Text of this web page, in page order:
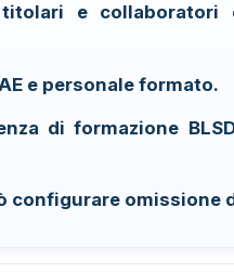
e collaboratori
e personale formato.
di formazione
configurare omissione